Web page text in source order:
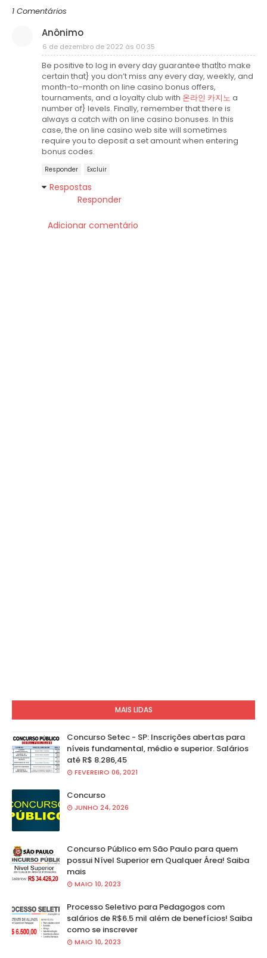
1 Comentários
Anônimo
6 de dezembro de 2022 às 00:35
Be positive to log in every day guarantee that|to make
certain that} you don’t miss any every day, weekly, and
month-to-month on line casino bonus offers,
tournaments, and a loyalty club with 온라인 카지노 a
number of} levels. Finally, remember that there is
always a catch with on line casino bonuses. In this
case, the on line casino web site will sometimes
require you to deposit a set amount when entering
bonus codes.
Responder Excluir
Respostas
Responder
Adicionar comentário
MAIS LIDAS
Concurso Setec - SP: Inscrições abertas para
níveis fundamental, médio e superior. Salários
até R$ 8.286,45
FEVEREIRO 06, 2021
Concurso
JUNHO 24, 2026
Concurso Público em São Paulo para quem
possui Nível Superior em Qualquer Área! Saiba
mais
MAIO 10, 2023
Processo Seletivo para Pedagogos com
salários de R$6.5 mil além de benefícios! Saiba
como se inscrever
MAIO 10, 2023